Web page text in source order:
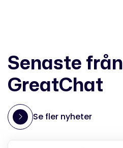
Senaste från
GreatChat
Se fler nyheter